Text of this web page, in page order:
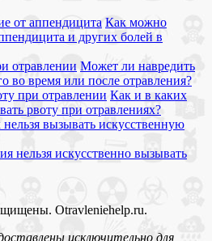
Как можно
и других болей в
Может ли навредить
во время или после отравления?
Как и в каких
рвоту при отравлениях?
нельзя искусственно вызывать
Otravleniehelp.ru.
исключительно для